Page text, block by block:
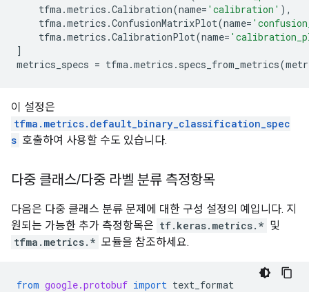
tfma.metrics .Calibration(name= 'calibration' ),
tfma.metrics .ConfusionMatrixPlot(name=
tfma.metrics .CalibrationPlot(name=
]
metrics_specs = tfma.metrics . specs_from_metrics(
이 설정은
tfma.metrics.default_binary_classification_spec
s 호출하여 사용할 수도 있습니다.
다중 클래스/다중 라벨 분류 측정항목
다음은 다중 클래스 분류 문제에 대한 구성 설정의 예입니다. 지
원되는 가능한 추가 측정항목은 tf.keras.metrics.* 및
tfma.metrics.* 모듈을 참조하세요.
from google.protobuf import text_format